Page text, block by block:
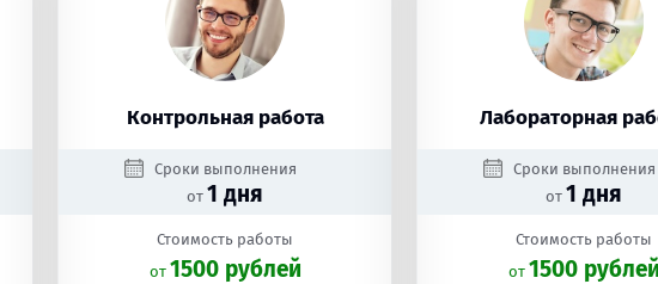
Контрольная работа
Сроки выполнения
от 1 дня
Стоимость работы
oт 1500 рублей
Лабораторная
Сроки выполнения
от 1 дня
Стоимость работы
oт 1500 рублей